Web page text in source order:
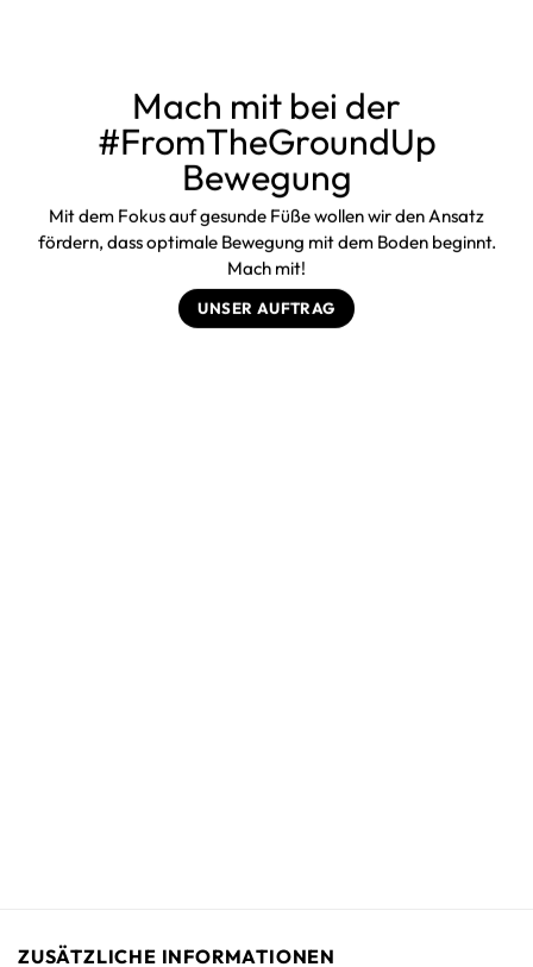
Mach mit bei der
#FromTheGroundUp
Bewegung
Mit dem Fokus auf gesunde Füße wollen wir den Ansatz
fördern, dass optimale Bewegung mit dem Boden beginnt.
Mach mit!
UNSER AUFTRAG
ZUSÄTZLICHE INFORMATIONEN